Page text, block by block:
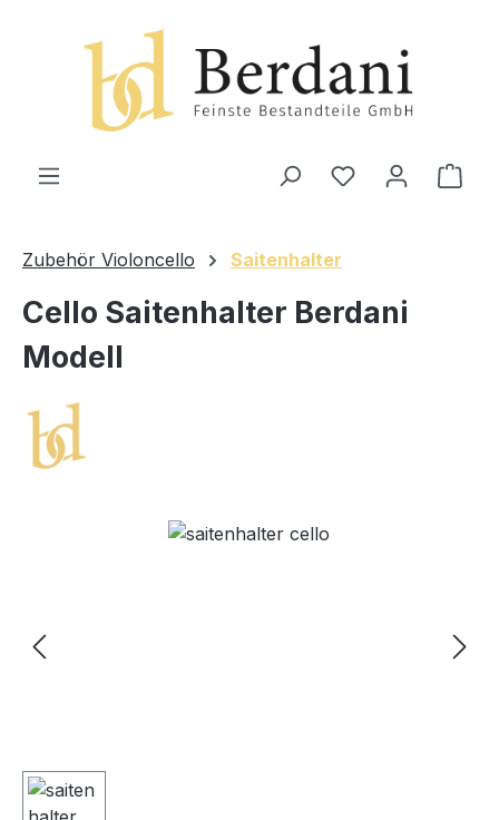
Zubehör Violoncello Saitenhalter
Cello Saitenhalter Berdani
Modell
Bildergalerie überspringen